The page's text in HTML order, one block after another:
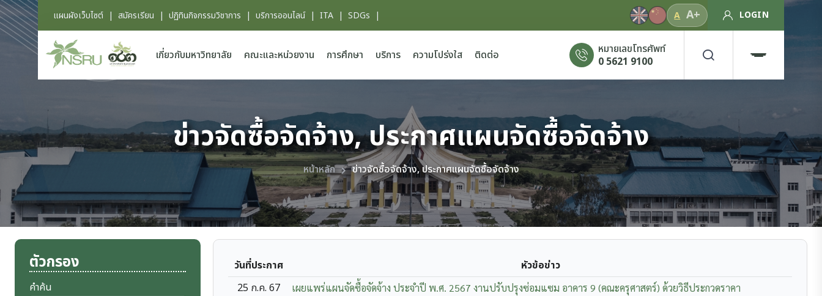
แผนผังเว็บไซต์ | สมัครเรียน | ปฏิทินกิจกรรมวิชาการ | บริการออนไลน์| ITA | SDGs | A A+ LOGIN
เกี่ยวกับมหาวิทยาลัย คณะและหน่วยงาน การศึกษา บริการ ความโปร่งใส ติดต่อ
หมายเลขโทรศัพท์
0 5621 9100
ข่าวจัดซื้อจัดจ้าง, ประกาศแผนจัดซื้อจัดจ้าง
หน้าหลัก ข่าวจัดซื้อจัดจ้าง, ประกาศแผนจัดซื้อจัดจ้าง
วันที่ประกาศ
หัวข้อข่าว
25 ก.ค. 67
เผยแพร่แผนจัดซื้อจัดจ้าง ประจำปี พ.ศ. 2567 งานปรับปรุงซ่อมแซม อาคาร 9 (คณะครุศาสตร์) ด้วยวิธีประกวดราคา
ตัวกรอง
คำค้น